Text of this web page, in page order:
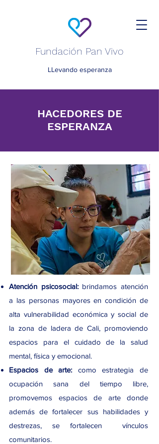
Fundación Pan Vivo
LLevando esperanza
HACEDORES DE
ESPERANZA
Atención psicosocial: brindamos atención
a las personas mayores en condición de
alta vulnerabilidad económica y social de
la zona de ladera de Cali, promoviendo
espacios para el cuidado de la salud
mental, física y emocional.
Espacios de arte: como estrategia de
ocupación sana del tiempo libre,
promovemos espacios de arte donde
además de fortalecer sus habilidades y
destrezas, se fortalecen vínculos
comunitarios.